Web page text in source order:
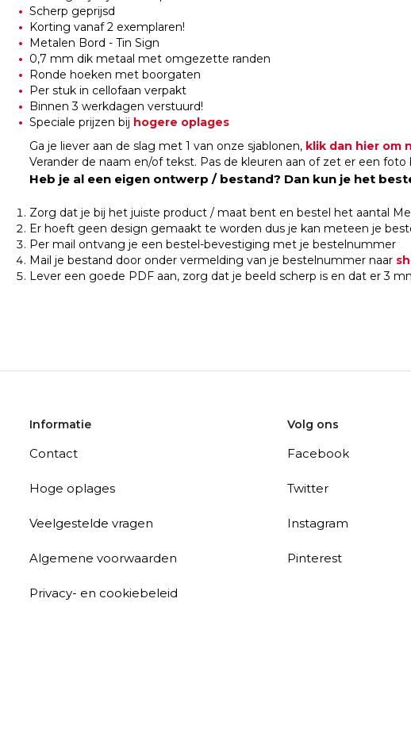
Scherp geprijsd
Korting vanaf 2 exemplaren!
Metalen Bord - Tin Sign
0,7 mm dik metaal met omgezette randen
Ronde hoeken met boorgaten
Per stuk in cellofaan verpakt
Binnen 3 werkdagen verstuurd!
Speciale prijzen bij hogere oplages
Ga je liever aan de slag met 1 van onze sjablonen, klik dan hier om
Verander de naam en/of tekst. Pas de kleuren aan of zet er een
Heb je al een eigen ontwerp / bestand? Dan kun je het
Zorg dat je bij het juiste product / maat bent en bestel het aantal
Er hoeft geen design gemaakt te worden dus je kan meteen je
Per mail ontvang je een bestel-bevestiging met je bestelnummer
Mail je bestand door onder vermelding van je bestelnummer naar
Lever een goede PDF aan, zorg dat je beeld scherp is en dat er 3
Informatie
Contact
Hoge oplages
Veelgestelde vragen
Algemene voorwaarden
Privacy- en cookiebeleid
Volg ons
Facebook
Twitter
Instagram
Pinterest